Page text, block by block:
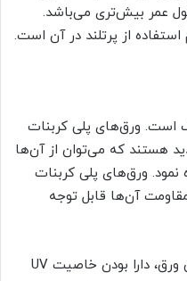
عمر بیش‌تری می‌باشد.
از پرتلند در آن است.
است. ورق‌های پلی کربنات
هستند که می‌توان از آن‌ها
ورق‌های پلی کربنات
آن‌ها قابل توجه
یکی از ویژگی‌های منحصر به فرد این ورق، دارا بودن خاصیت UV